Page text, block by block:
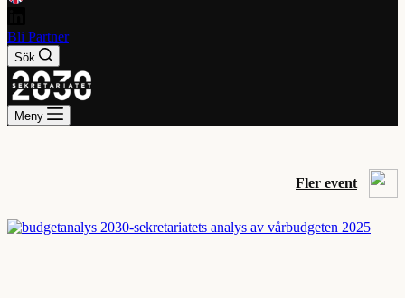
Bli Partner
Sök
Meny
Fler event